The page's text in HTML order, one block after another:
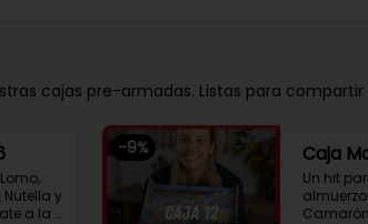
cajas pre-armadas. Listas para compartir
Nutella y
a la
-9% Caja
Un hit